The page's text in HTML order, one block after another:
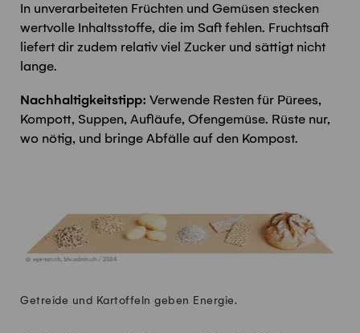
In unverarbeiteten Früchten und Gemüsen stecken
wertvolle Inhaltsstoffe, die im Saft fehlen. Fruchtsaft
liefert dir zudem relativ viel Zucker und sättigt nicht
lange.
Nachhaltigkeitstipp: Verwende Resten für Pürees,
Kompott, Suppen, Aufläufe, Ofengemüse. Rüste nur,
wo nötig, und bringe Abfälle auf den Kompost.
Getreide und Kartoffeln geben Energie.